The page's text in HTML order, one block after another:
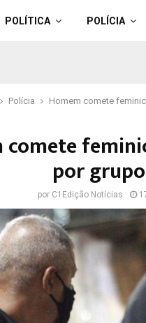
POLÍTICA POLÍCIA
Polícia Homem comete
comete
por
por C1Edição Notícias